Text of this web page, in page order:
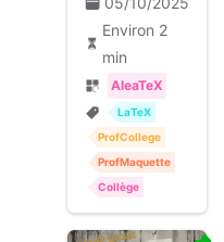
Environ 2
min
AleaTeX
LaTeX
ProfCollege
ProfMaquette
Collège